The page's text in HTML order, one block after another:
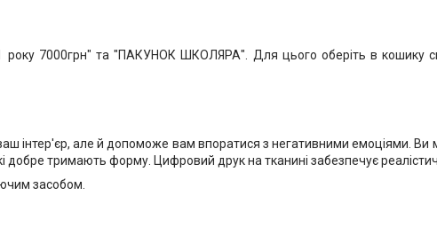
7000грн" та "ПАКУНОК ШКОЛЯРА". Для цього оберіть в кошику
інтер'єр, але й допоможе вам впоратися з негативними емоціями. Ви
добре тримають форму. Цифровий друк на тканині забезпечує
засобом.